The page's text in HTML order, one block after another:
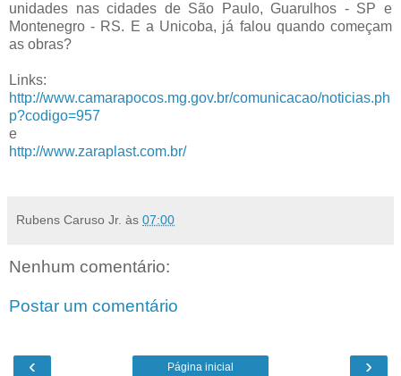
unidades nas cidades de São Paulo, Guarulhos - SP e
Montenegro - RS. E a Unicoba, já falou quando começam
as obras?
Links:
http://www.camarapocos.mg.gov.br/comunicacao/noticias.ph
p?codigo=957
e
http://www.zaraplast.com.br/
Rubens Caruso Jr. às 07:00
Nenhum comentário:
Postar um comentário
‹ ›
Página inicial